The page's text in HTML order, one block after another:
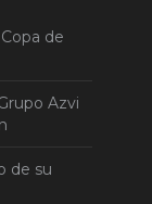
de
Azvi
de su